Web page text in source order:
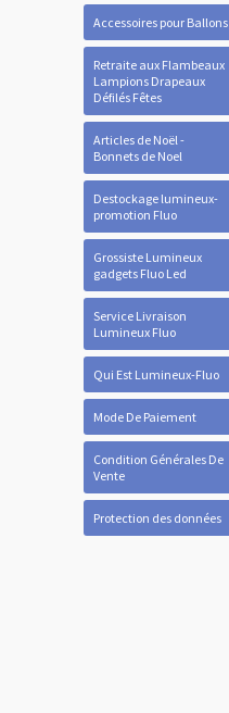
Accessoires pour Ballons
Retraite aux Flambeaux
Lampions Drapeaux
Défilés Fêtes
Articles de Noël -
Bonnets de Noel
Destockage lumineux-
promotion Fluo
Grossiste Lumineux
gadgets Fluo Led
Service Livraison
Lumineux Fluo
Qui Est Lumineux-Fluo
Mode De Paiement
Condition Générales De
Vente
Protection des données